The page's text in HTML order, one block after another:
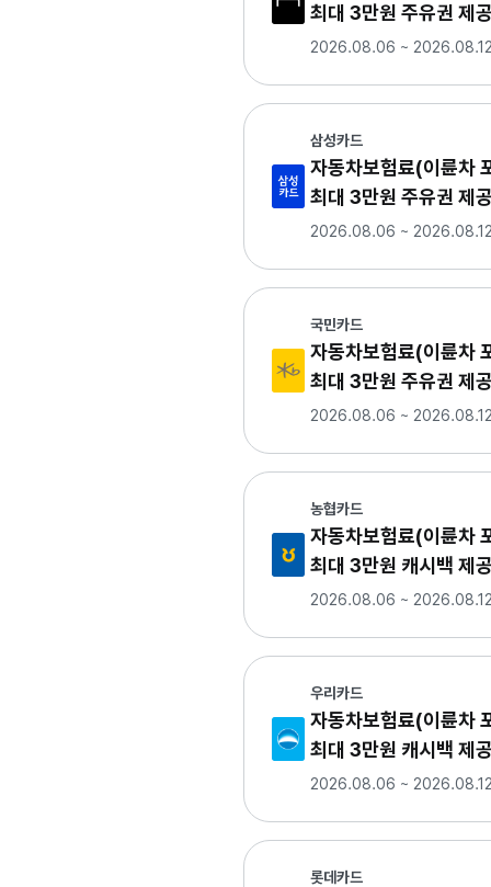
최대 3만원 주유권 제
2026.08.06 ~
삼성카드
자동차보험료(이륜차
최대 3만원 주유권 제
2026.08.06 ~
국민카드
자동차보험료(이륜차
최대 3만원 주유권 제
2026.08.06 ~
농협카드
자동차보험료(이륜차
최대 3만원 캐시백 제
2026.08.06 ~
우리카드
자동차보험료(이륜차
최대 3만원 캐시백 제
2026.08.06 ~
롯데카드